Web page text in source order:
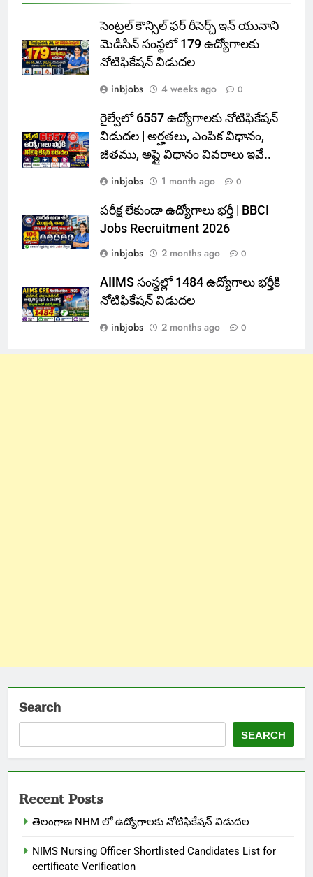
సెంట్రల్ కౌన్సిల్ ఫర్ రీసెర్చ్ ఇన్ యునాని
మెడిసిన్ సంస్థలో 179 ఉద్యోగాలకు
నోటిఫికేషన్ విడుదల
inbjobs
4 weeks ago 0
రైల్వేలో 6557 ఉద్యోగాలకు నోటిఫికేషన్
విడుదల | అర్హతలు, ఎంపిక విధానం,
జీతము, అప్లై విధానం వివరాలు ఇవే..
inbjobs
1 month ago 0
పరీక్ష లేకుండా ఉద్యోగాలు భర్తీ | BBCI
Jobs Recruitment 2026
inbjobs
2 months ago 0
AIIMS సంస్థల్లో 1484 ఉద్యోగాలు భర్తీకి
నోటిఫికేషన్ విడుదల
inbjobs
2 months ago 0
Search
SEARCH
Recent Posts
తెలంగాణ NHM లో ఉద్యోగాలకు నోటిఫికేషన్ విడుదల
NIMS Nursing Officer Shortlisted Candidates List for
certificate Verification